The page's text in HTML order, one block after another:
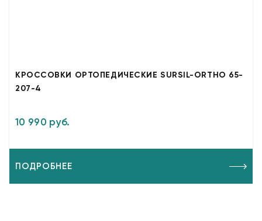
КРОССОВКИ ОРТОПЕДИЧЕСКИЕ SURSIL-ORTHO 65-
207-4
10 990 руб.
ПОДРОБНЕЕ